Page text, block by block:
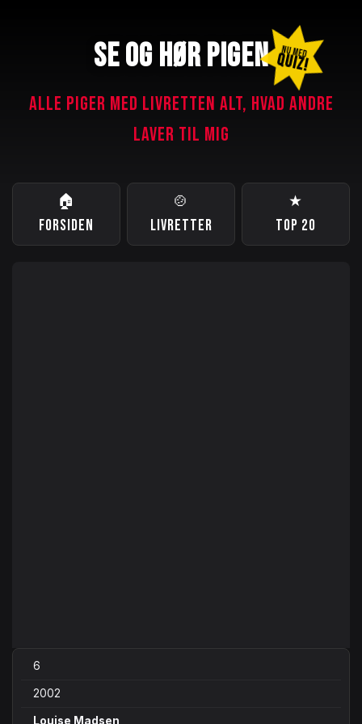
SE OG HØR PIGEN NU MED
QUIZ!
ALLE PIGER MED LIVRETTEN ALT, HVAD ANDRE
LAVER TIL MIG
🏠
FORSIDEN
🍲
LIVRETTER
★
TOP 20
6
2002
Louise Madsen